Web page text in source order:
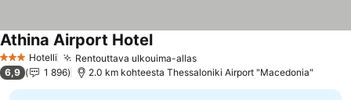
3 Tähtiluokitus
Hotelli Rentouttava ulkouima-allasKatso hinnat
Athina Airport HotelKatso hinnat
6,9 1 896 2.0 km kohteesta Thessaloniki Airport "Macedonia"